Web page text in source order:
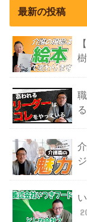
最新の投稿
樹